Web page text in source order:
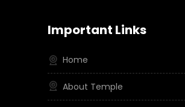
Important Links
Home
About Temple